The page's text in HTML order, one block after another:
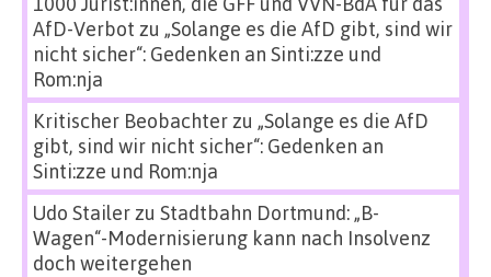
AfD-Verbot zu „Solange es die AfD gibt, sind wir
nicht sicher“: Gedenken an Sinti:zze und
Rom:nja
Kritischer Beobachterzu „Solange es die AfD
gibt, sind wir nicht sicher“: Gedenken an
Sinti:zze und Rom:nja
Udo Stailerzu Stadtbahn Dortmund: „B-
Wagen“-Modernisierung kann nach Insolvenz
doch weitergehen